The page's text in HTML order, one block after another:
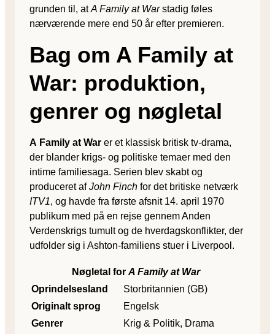
grunden til, atA Family at Warstadig føles
nærværende mere end 50 år efter premieren.
Bag om A Family at
War: produktion,
genrer og nøgletal
A Family at War er et klassisk britisk tv-drama,
der blander krigs- og politiske temaer med den
intime familiesaga. Serien blev skabt og
produceret afJohn Finch for det britiske netværk
ITV1, og havde fra første afsnit 14. april 1970
publikum med på en rejse gennem Anden
Verdenskrigs tumult og de hverdagskonflikter, der
udfolder sig i Ashton-familiens stuer i Liverpool.
Nøgletal for A Family at War
Oprindelsesland
Storbritannien (GB)
Originalt sprog
Engelsk
Genrer
Krig & Politik, Drama